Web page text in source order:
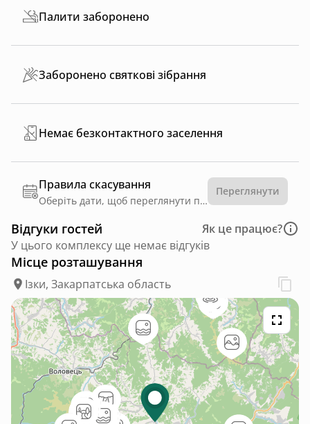
Палити заборонено
Заборонено святкові зібрання
Немає безконтактного заселення
Правила скасування
Оберіть дати, щоб переглянути правила
Переглянути
Відгуки гостей
Як це працює?
У цього комплексу ще немає відгуків
Місце розташування
Ізки, Закарпатська область